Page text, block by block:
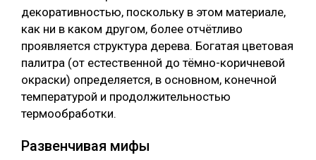
декоративностью, поскольку в этом материале,
как ни в каком другом, более отчётливо
проявляется структура дерева. Богатая цветовая
палитра (от естественной до тёмно-коричневой
окраски) определяется, в основном, конечной
температурой и продолжительностью
термообработки.
Развенчивая мифы